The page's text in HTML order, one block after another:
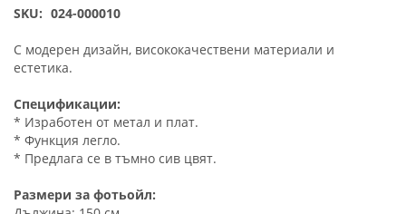
SKU 024-000010
С модерен дизайн, висококачествени материали и
естетика.
Спецификации:
* Изработен от метал и плат.
* Функция легло.
* Предлага се в тъмно сив цвят.
Размери за фотьойл:
със